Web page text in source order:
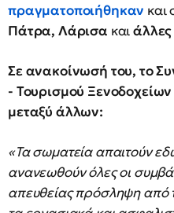
πραγματοποιήθηκαν και
Πάτρα, Λάρισα και
Σε ανακοίνωσή του, το
- Τουρισμού
μεταξύ άλλων:
«Τα σωματεία απαιτούν
ανανεωθούν όλες οι
απευθείας πρόσληψη από